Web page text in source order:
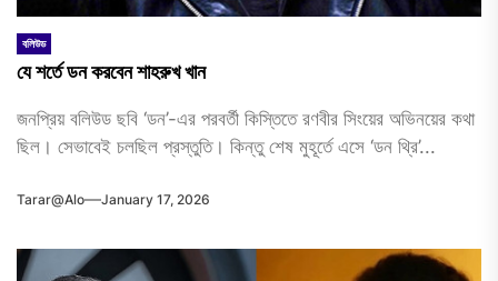
বলিউড
যে শর্তে ডন করবেন শাহরুখ খান
জনপ্রিয় বলিউড ছবি ‘ডন’-এর পরবর্তী কিস্তিতে রণবীর সিংয়ের অভিনয়ের কথা
ছিল। সেভাবেই চলছিল প্রস্তুতি। কিন্তু শেষ মুহূর্তে এসে ‘ডন থ্রি’...
Tarar@alo January 17, 2026